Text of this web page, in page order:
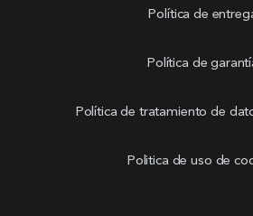
Política de
Política de
Política de tratamiento de
Politica de uso de